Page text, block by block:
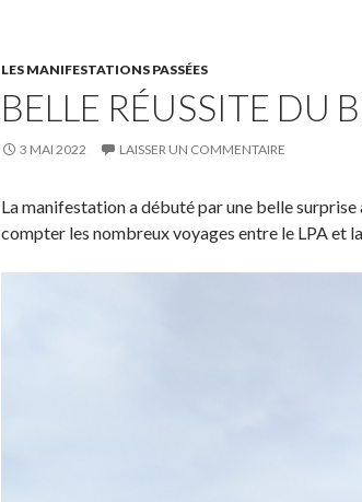
LES MANIFESTATIONS PASSÉES
BELLE RÉUSSITE DU
3 MAI 2022 LAISSER UN COMMENTAIRE
La manifestation a débuté par une belle
compter les nombreux voyages entre le LPA et